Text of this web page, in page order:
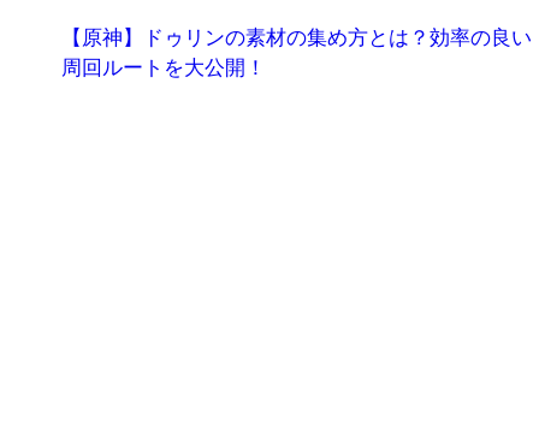
【原神】ドゥリンの素材の集め方とは？効率の良い
周回ルートを大公開！